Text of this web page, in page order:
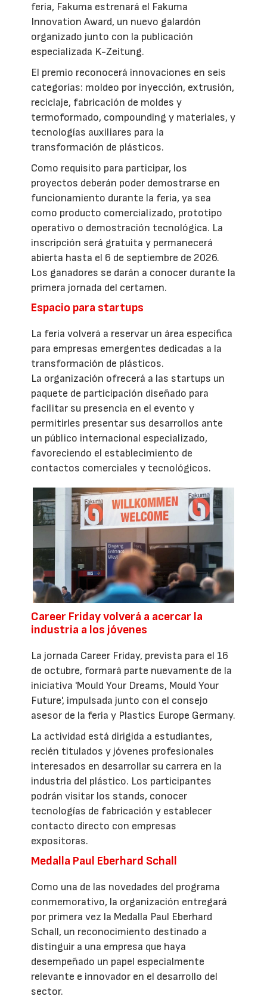
feria, Fakuma estrenará el Fakuma
Innovation Award, un nuevo galardón
organizado junto con la publicación
especializada K-Zeitung.
El premio reconocerá innovaciones en seis
categorías: moldeo por inyección, extrusión,
reciclaje, fabricación de moldes y
termoformado, compounding y materiales, y
tecnologías auxiliares para la
transformación de plásticos.
Como requisito para participar, los
proyectos deberán poder demostrarse en
funcionamiento durante la feria, ya sea
como producto comercializado, prototipo
operativo o demostración tecnológica. La
inscripción será gratuita y permanecerá
abierta hasta el 6 de septiembre de 2026.
Los ganadores se darán a conocer durante la
primera jornada del certamen.
Espacio para startups
La feria volverá a reservar un área específica
para empresas emergentes dedicadas a la
transformación de plásticos.
La organización ofrecerá a las startups un
paquete de participación diseñado para
facilitar su presencia en el evento y
permitirles presentar sus desarrollos ante
un público internacional especializado,
favoreciendo el establecimiento de
contactos comerciales y tecnológicos.
Career Friday volverá a acercar la
industria a los jóvenes
La jornada Career Friday, prevista para el 16
de octubre, formará parte nuevamente de la
iniciativa 'Mould Your Dreams, Mould Your
Future', impulsada junto con el consejo
asesor de la feria y Plastics Europe Germany.
La actividad está dirigida a estudiantes,
recién titulados y jóvenes profesionales
interesados en desarrollar su carrera en la
industria del plástico. Los participantes
podrán visitar los stands, conocer
tecnologías de fabricación y establecer
contacto directo con empresas
expositoras.
Medalla Paul Eberhard Schall
Como una de las novedades del programa
conmemorativo, la organización entregará
por primera vez la Medalla Paul Eberhard
Schall, un reconocimiento destinado a
distinguir a una empresa que haya
desempeñado un papel especialmente
relevante e innovador en el desarrollo del
sector.